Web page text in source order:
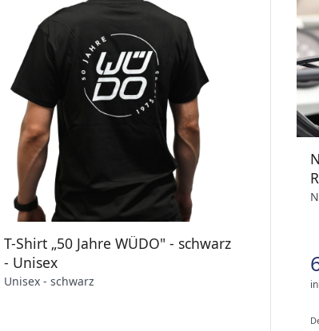
T-Shirt „50 Jahre WÜDO" - schwarz
- Unisex
Unisex - schwarz